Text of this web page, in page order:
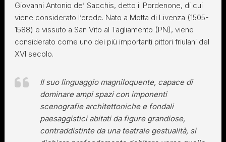
Giovanni Antonio de’ Sacchis, detto il Pordenone, di cui
viene considerato l’erede. Nato a Motta di Livenza (1505-
1588) e vissuto a San Vito al Tagliamento (PN), viene
considerato come uno dei più importanti pittori friulani del
XVI secolo.
Il suo linguaggio magniloquente, capace di
dominare ampi spazi con imponenti
scenografie architettoniche e fondali
paesaggistici abitati da figure grandiose,
contraddistinte da una teatrale gestualità, si